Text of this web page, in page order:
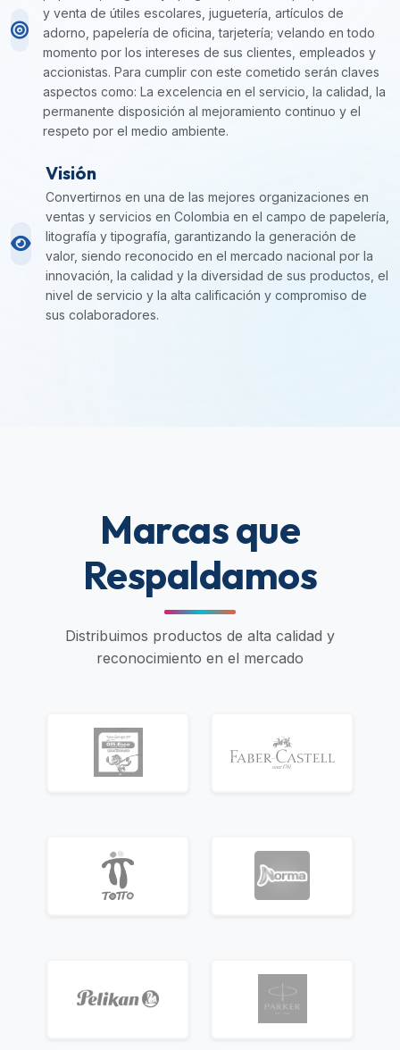
y venta de útiles escolares, juguetería, artículos de
adorno, papelería de oficina, tarjetería; velando en todo
momento por los intereses de sus clientes, empleados y
accionistas. Para cumplir con este cometido serán claves
aspectos como: La excelencia en el servicio, la calidad, la
permanente disposición al mejoramiento continuo y el
respeto por el medio ambiente.
Visión
Convertirnos en una de las mejores organizaciones en
ventas y servicios en Colombia en el campo de papelería,
litografía y tipografía, garantizando la generación de
valor, siendo reconocido en el mercado nacional por la
innovación, la calidad y la diversidad de sus productos, el
nivel de servicio y la alta calificación y compromiso de
sus colaboradores.
Marcas que
Respaldamos
Distribuimos productos de alta calidad y
reconocimiento en el mercado